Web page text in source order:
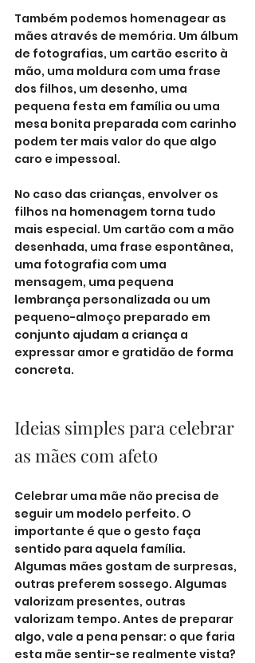
Também podemos homenagear as
mães através de memória. Um álbum
de fotografias, um cartão escrito à
mão, uma moldura com uma frase
dos filhos, um desenho, uma
pequena festa em família ou uma
mesa bonita preparada com carinho
podem ter mais valor do que algo
caro e impessoal.
No caso das crianças, envolver os
filhos na homenagem torna tudo
mais especial. Um cartão com a mão
desenhada, uma frase espontânea,
uma fotografia com uma
mensagem, uma pequena
lembrança personalizada ou um
pequeno-almoço preparado em
conjunto ajudam a criança a
expressar amor e gratidão de forma
concreta.
Ideias simples para celebrar
as mães com afeto
Celebrar uma mãe não precisa de
seguir um modelo perfeito. O
importante é que o gesto faça
sentido para aquela família.
Algumas mães gostam de surpresas,
outras preferem sossego. Algumas
valorizam presentes, outras
valorizam tempo. Antes de preparar
algo, vale a pena pensar: o que faria
esta mãe sentir-se realmente vista?